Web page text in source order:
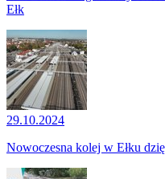
Ełk
29.10.2024
Nowoczesna kolej w Ełku